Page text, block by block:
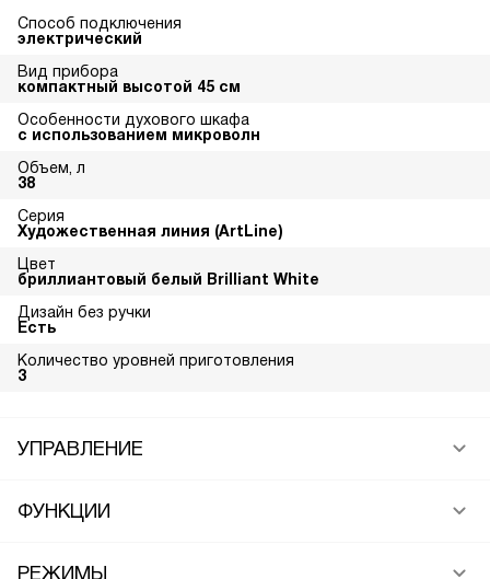
Способ подключения
электрический
Вид прибора
компактный высотой 45 см
Особенности духового шкафа
с использованием микроволн
Объем, л
38
Серия
Художественная линия (ArtLine)
Цвет
бриллиантовый белый Brilliant White
Дизайн без ручки
Есть
Количество уровней приготовления
3
УПРАВЛЕНИЕ
ФУНКЦИИ
РЕЖИМЫ